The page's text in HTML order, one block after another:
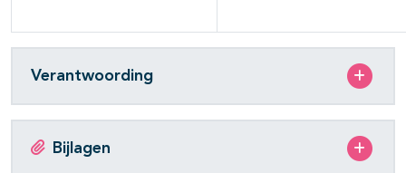
Verantwoording
Bijlagen